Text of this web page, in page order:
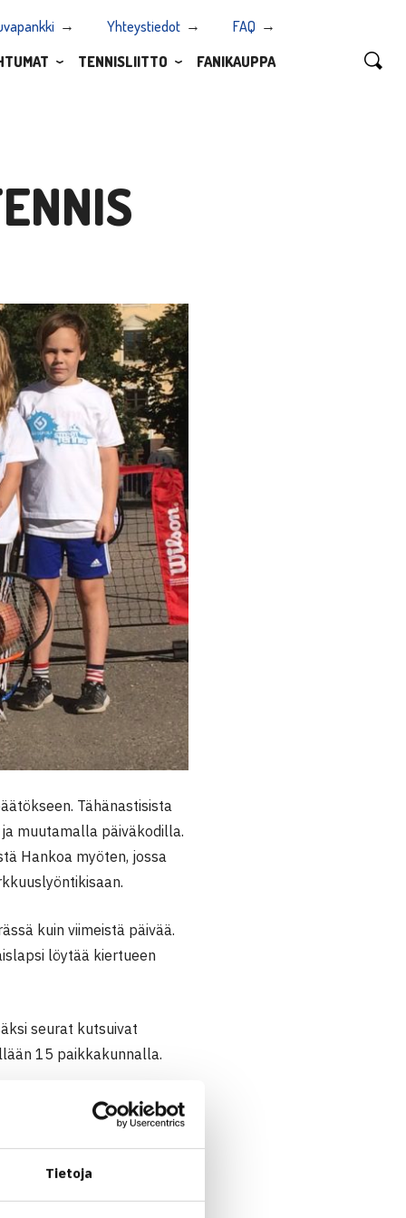
Tietoja
Yhteystiedot
FAQ
TENNISLIITTO FANIKAUPPA
Tähänastisista
muutamalla päiväkodilla.
Hankoa myöten, jossa
kuin viimeistä päivää.
löytää kiertueen
seurat kutsuivat
15 paikkakunnalla.
on oppinut sitomaan
arvojen mukainen,
tukema
Street Tenniksen
Arto Heinonensanoo.